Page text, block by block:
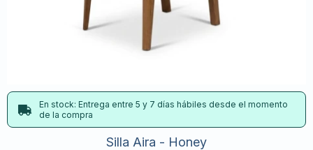
En stock: Entrega entre 5 y 7 días hábiles desde el momento
de la compra
Silla Aira - Honey